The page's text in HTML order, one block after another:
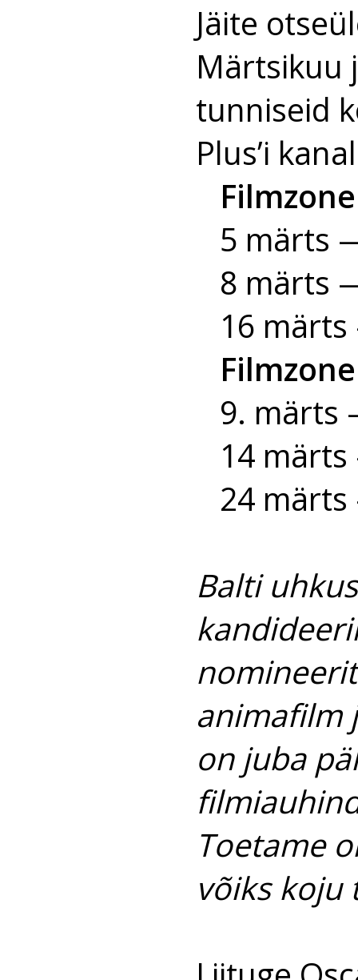
Jäite
Märtsikuu
tunniseid
Plus’i
5 märts
8 märts
16
9. märts
14
24
Balti
animafilm
on juba
Toetame
võiks koju